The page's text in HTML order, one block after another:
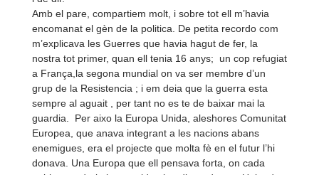
Amb el pare, compartiem molt, i sobre tot ell m’havia
encomanat el gèn de la politica. De petita recordo com
m’explicava les Guerres que havia hagut de fer, la
nostra tot primer, quan ell tenia 16 anys; un cop refugiat
a França,la segona mundial on va ser membre d’un
grup de la Resistencia ; i em deia que la guerra esta
sempre al aguait , per tant no es te de baixar mai la
guardia. Per aixo la Europa Unida, aleshores Comunitat
Europea, que anava integrant a les nacions abans
enemigues, era el projecte que molta fè en el futur l’hi
donava. Una Europa que ell pensava forta, on cada